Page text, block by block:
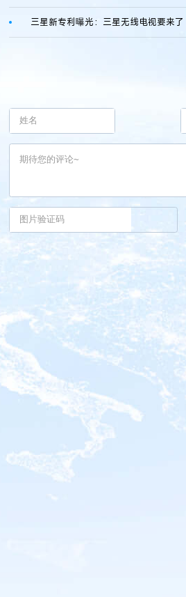
三星新专利曝光：三星无线电视要来了